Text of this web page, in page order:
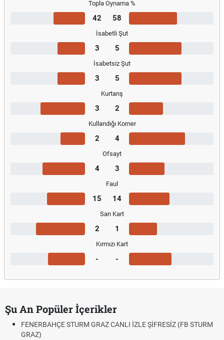
Topla Oynama %
42 58
İsabetli Şut
3 5
İsabetsiz Şut
3 5
Kurtarış
3 2
Kullandığı Korner
2 4
Ofsayt
4 3
Faul
15 14
Sarı Kart
2 1
Kırmızı Kart
- -
Şu An Popüler İçerikler
FENERBAHÇE STURM GRAZ CANLI İZLE ŞİFRESİZ (FB STURM
GRAZ)